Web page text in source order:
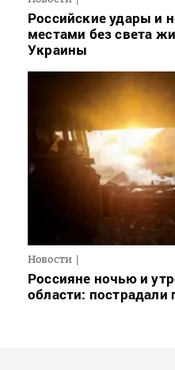
Российские удары и
местами без света
Украины
Новости
Россияне ночью и
области: пострадали